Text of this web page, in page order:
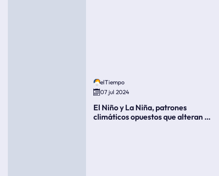
elTiempo
07 jul 2024
El Niño y La Niña, patrones
climáticos opuestos que alteran la